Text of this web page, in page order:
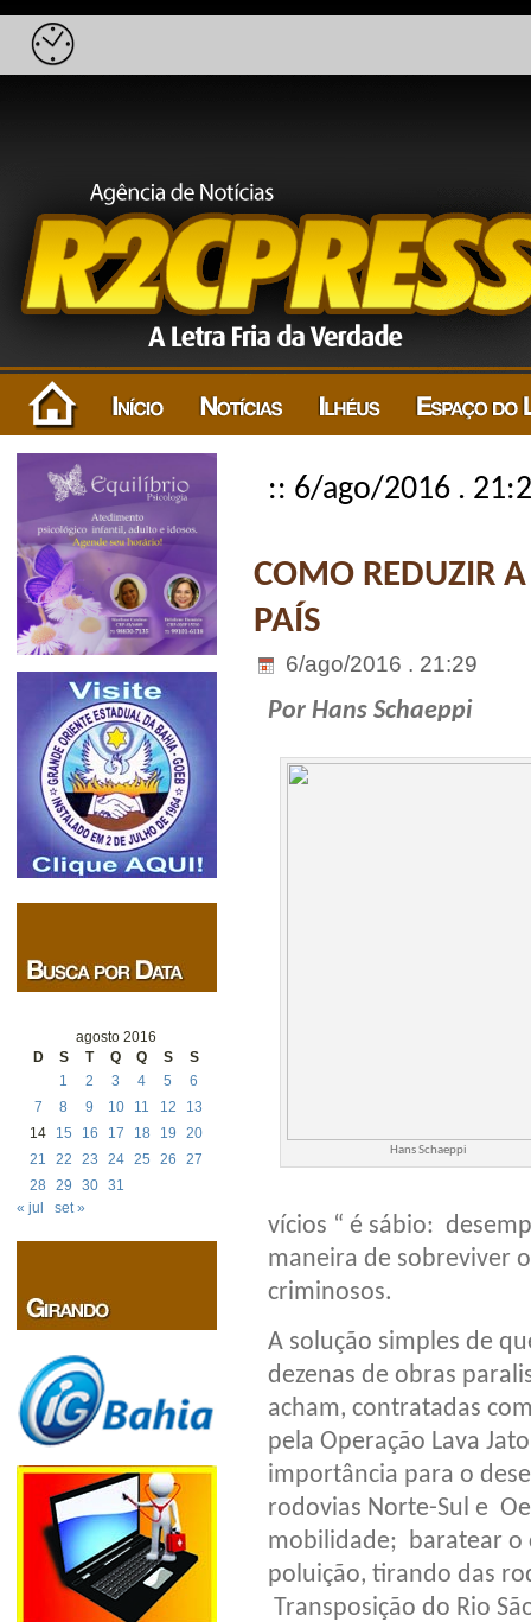
agosto 2016
D
S T Q Q S
S
1
2 3 4 5
6
7
8 9 10 11 12
13
14
15 16 17 18 19
20
21
22 23 24 25 26
27
28
29 30 31
« jul
set »
:: 6/ago/2016 .
COMO REDUZIR
PAÍS
6/ago/2016 . 21:29
Por Hans Schaeppi
Hans Schaeppi
vícios “ é sábio:
maneira de sobreviver
criminosos.
A solução simples de
dezenas de obras
acham, contratadas
pela Operação Lava
importância para o
rodovias Norte-Sul e
mobilidade; baratear o
poluição, tirando das
Transposição do Rio